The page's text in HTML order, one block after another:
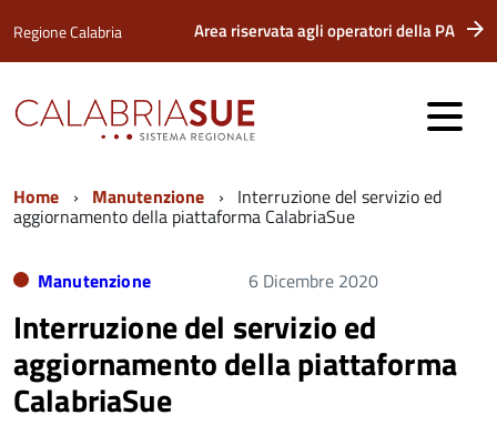
Regione Calabria Area riservata agli operatori della PA
Home Manutenzione Interruzione del servizio ed
aggiornamento della piattaforma CalabriaSue
Manutenzione 6 Dicembre 2020
Interruzione del servizio ed
aggiornamento della piattaforma
CalabriaSue